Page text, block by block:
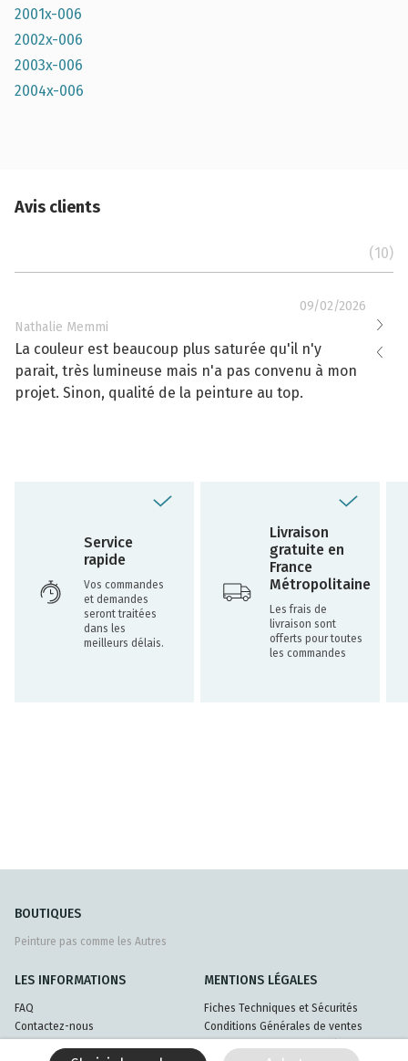
2001x-006
2002x-006
2003x-006
2004x-006
Avis clients
(10)
09/02/2026
Nathalie Memmi
La couleur est beaucoup plus saturée qu'il n'y
parait, très lumineuse mais n'a pas convenu à mon
projet. Sinon, qualité de la peinture au top.
La
Service
rapide
Vos commandes
et demandes
seront traitées
dans les
meilleurs délais.
Livraison
gratuite en
France
Métropolitaine
Les frais de
livraison sont
offerts pour toutes
les commandes
BOUTIQUES
Peinture pas comme les Autres
LES INFORMATIONS
FAQ
Contactez-nous
MENTIONS LÉGALES
Fiches Techniques et Sécurités
Conditions Générales de ventes